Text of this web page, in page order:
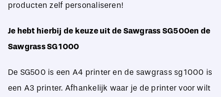
producten zelf personaliseren!
Je hebt hierbij de keuze uit de Sawgrass SG500en de
Sawgrass SG1000
De SG500 is een A4 printer en de sawgrass sg1000 is
een A3 printer. Afhankelijk waar je de printer voor wilt